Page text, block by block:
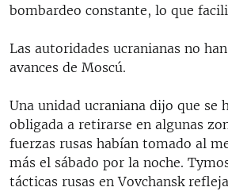
bombardeo constante, lo que
Las autoridades ucranianas no
avances de Moscú.
Una unidad ucraniana dijo que se
obligada a retirarse en algunas
fuerzas rusas habían tomado al
más el sábado por la noche.
tácticas rusas en Vovchansk